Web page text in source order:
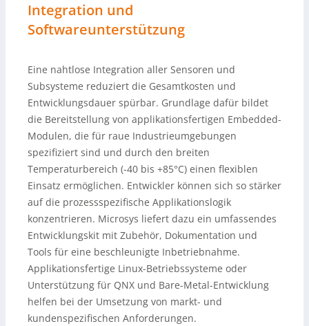
Integration und
Softwareunterstützung
Eine nahtlose Integration aller Sensoren und
Subsysteme reduziert die Gesamtkosten und
Entwicklungsdauer spürbar. Grundlage dafür bildet
die Bereitstellung von applikationsfertigen Embedded-
Modulen, die für raue Industrieumgebungen
spezifiziert sind und durch den breiten
Temperaturbereich (-40 bis +85°C) einen flexiblen
Einsatz ermöglichen. Entwickler können sich so stärker
auf die prozessspezifische Applikationslogik
konzentrieren. Microsys liefert dazu ein umfassendes
Entwicklungskit mit Zubehör, Dokumentation und
Tools für eine beschleunigte Inbetriebnahme.
Applikationsfertige Linux-Betriebssysteme oder
Unterstützung für QNX und Bare-Metal-Entwicklung
helfen bei der Umsetzung von markt- und
kundenspezifischen Anforderungen.